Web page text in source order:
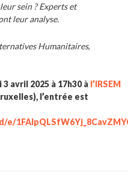
sein ? Experts et
leur analyse.
Humanitaires,
avril 2025 à 17h30 à l’IRSEM
l’entrée est